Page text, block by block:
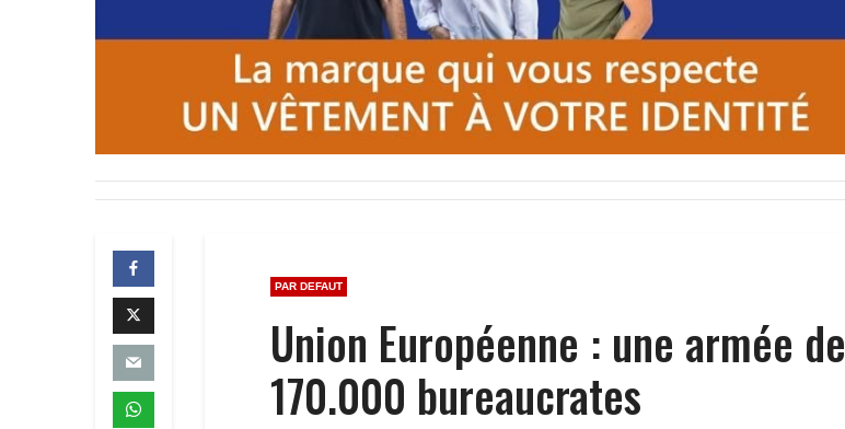
PAR DEFAUT
Union Européenne : une armée de
170.000 bureaucrates